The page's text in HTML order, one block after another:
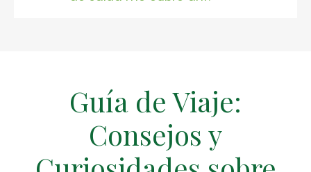
Guía de Viaje:
Consejos y